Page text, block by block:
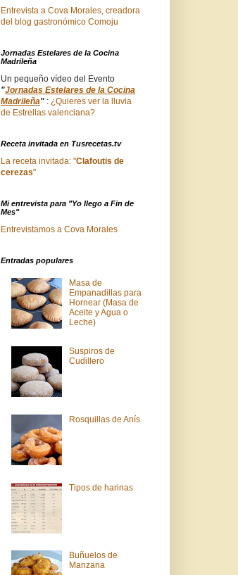
Entrevista a Cova Morales, creadora
del blog gastronómico Comoju
Jornadas Estelares de la Cocina
Madrileña
Un pequeño vídeo del Evento
"Jornadas Estelares de la Cocina
Madrileña" : ¿Quieres ver la lluvia
de Estrellas valenciana?
Receta invitada en Tusrecetas.tv
La receta invitada: "Clafoutis de
cerezas"
Mi entrevista para "Yo llego a Fin de
Mes"
Entrevistamos a Cova Morales
Entradas populares
Masa de
Empanadillas para
Hornear (Masa de
Aceite y Agua o
Leche)
Suspiros de
Cudillero
Rosquillas de Anís
Tipos de harinas
Buñuelos de
Manzana